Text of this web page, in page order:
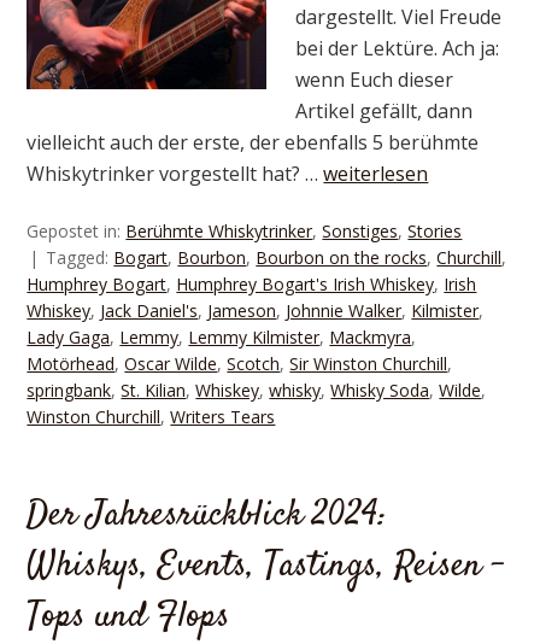
dargestellt. Viel Freude
bei der Lektüre. Ach ja:
wenn Euch dieser
Artikel gefällt, dann
vielleicht auch der erste, der ebenfalls 5 berühmte
Whiskytrinker vorgestellt hat? …weiterlesen
Gepostet in: Berühmte Whiskytrinker,Sonstiges,Stories
Tagged: Bogart, Bourbon, Bourbon on the rocks,Churchill,
Humphrey Bogart, Humphrey Bogart's Irish Whiskey, Irish
Whiskey, Jack Daniel's, Jameson, Johnnie Walker, Kilmister,
Lady Gaga, Lemmy, Lemmy Kilmister, Mackmyra,
Motörhead,Oscar Wilde,Scotch,Sir Winston Churchill,
springbank,St. Kilian,Whiskey,whisky,Whisky Soda,Wilde,
Winston Churchill,Writers Tears
Der Jahresrückblick 2024:
Whiskys, Events, Tastings, Reisen –
Tops und Flops